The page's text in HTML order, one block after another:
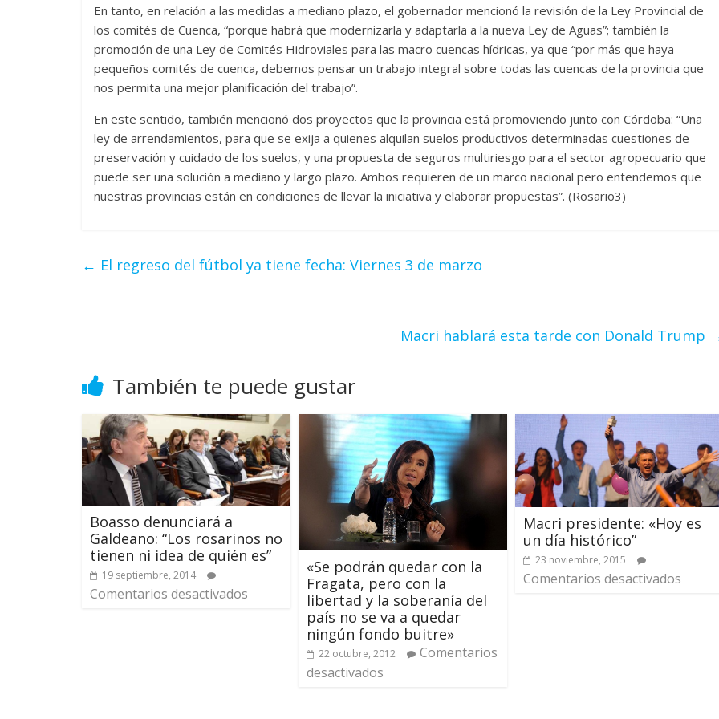
En tanto, en relación a las medidas a mediano plazo, el gobernador mencionó la revisión de la Ley Provincial de
los comités de Cuenca, “porque habrá que modernizarla y adaptarla a la nueva Ley de Aguas”; también la
promoción de una Ley de Comités Hidroviales para las macro cuencas hídricas, ya que “por más que haya
pequeños comités de cuenca, debemos pensar un trabajo integral sobre todas las cuencas de la provincia que
nos permita una mejor planificación del trabajo”.
En este sentido, también mencionó dos proyectos que la provincia está promoviendo junto con Córdoba: “Una
ley de arrendamientos, para que se exija a quienes alquilan suelos productivos determinadas cuestiones de
preservación y cuidado de los suelos, y una propuesta de seguros multiriesgo para el sector agropecuario que
puede ser una solución a mediano y largo plazo. Ambos requieren de un marco nacional pero entendemos que
nuestras provincias están en condiciones de llevar la iniciativa y elaborar propuestas”. (Rosario3)
← El regreso del fútbol ya tiene fecha: Viernes 3 de marzo
Macri hablará esta tarde con Donald Trump
También te puede gustar
Boasso denunciará a
Galdeano: “Los rosarinos no
tienen ni idea de quién es”
19 septiembre, 2014
Comentarios desactivados
«Se podrán quedar con la
Fragata, pero con la
libertad y la soberanía del
país no se va a quedar
ningún fondo buitre»
22 octubre, 2012
Comentarios
desactivados
Macri presidente: «Hoy es
un día histórico”
23 noviembre, 2015
Comentarios desactivados